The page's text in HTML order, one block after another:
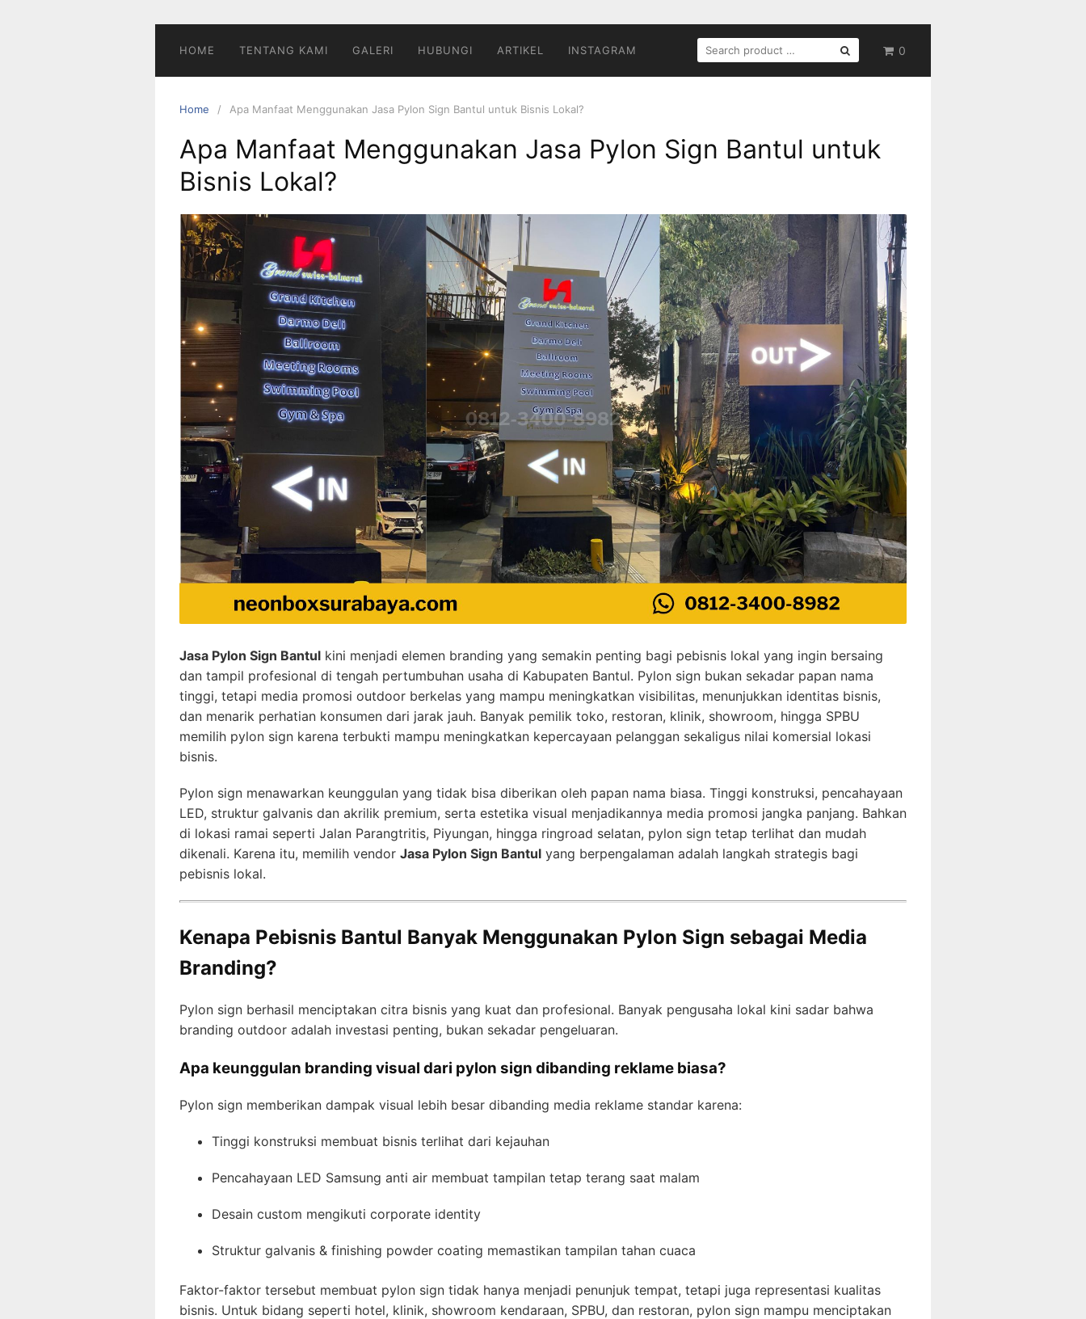
0
HOME TENTANG KAMI GALERI HUBUNGI ARTIKEL INSTAGRAM
SEARCH
FOR:
Home Apa Manfaat Menggunakan Jasa Pylon Sign Bantul untuk Bisnis Lokal?
Apa Manfaat Menggunakan Jasa Pylon Sign Bantul untuk
Bisnis Lokal?
Jasa Pylon Sign Bantul kini menjadi elemen branding yang semakin penting bagi pebisnis lokal yang ingin bersaing
dan tampil profesional di tengah pertumbuhan usaha di Kabupaten Bantul. Pylon sign bukan sekadar papan nama
tinggi, tetapi media promosi outdoor berkelas yang mampu meningkatkan visibilitas, menunjukkan identitas bisnis,
dan menarik perhatian konsumen dari jarak jauh. Banyak pemilik toko, restoran, klinik, showroom, hingga SPBU
memilih pylon sign karena terbukti mampu meningkatkan kepercayaan pelanggan sekaligus nilai komersial lokasi
bisnis.
Pylon sign menawarkan keunggulan yang tidak bisa diberikan oleh papan nama biasa. Tinggi konstruksi, pencahayaan
LED, struktur galvanis dan akrilik premium, serta estetika visual menjadikannya media promosi jangka panjang. Bahkan
di lokasi ramai seperti Jalan Parangtritis, Piyungan, hingga ringroad selatan, pylon sign tetap terlihat dan mudah
dikenali. Karena itu, memilih vendor Jasa Pylon Sign Bantul yang berpengalaman adalah langkah strategis bagi
pebisnis lokal.
Kenapa Pebisnis Bantul Banyak Menggunakan Pylon Sign sebagai Media
Branding?
Pylon sign berhasil menciptakan citra bisnis yang kuat dan profesional. Banyak pengusaha lokal kini sadar bahwa
branding outdoor adalah investasi penting, bukan sekadar pengeluaran.
Apa keunggulan branding visual dari pylon sign dibanding reklame biasa?
Pylon sign memberikan dampak visual lebih besar dibanding media reklame standar karena:
Tinggi konstruksi membuat bisnis terlihat dari kejauhan
Pencahayaan LED Samsung anti air membuat tampilan tetap terang saat malam
Desain custom mengikuti corporate identity
Struktur galvanis & finishing powder coating memastikan tampilan tahan cuaca
Faktor-faktor tersebut membuat pylon sign tidak hanya menjadi penunjuk tempat, tetapi juga representasi kualitas
bisnis. Untuk bidang seperti hotel, klinik, showroom kendaraan, SPBU, dan restoran, pylon sign mampu menciptakan